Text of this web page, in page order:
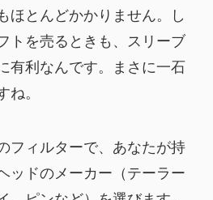
ほとんどかかりません。し
トを売るときも、スリーブ
有利なんです。まさに一石
ね。
フィルターで、あなたが持
ッドのメーカー（テーラー